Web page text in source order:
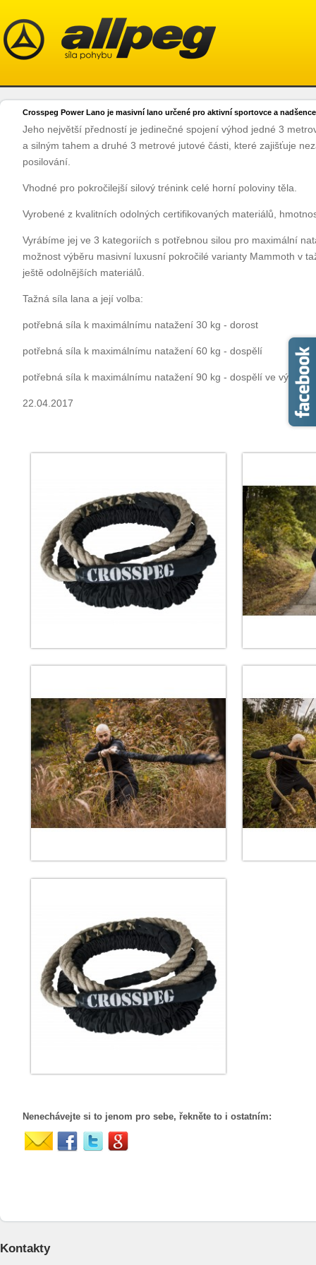
Crosspeg Power Lano je masivní lano určené pro aktivní sportovce a
Jeho největší předností je jedinečné spojení výhod jedné 3
a silným tahem a druhé 3 metrové jutové části, které zajišťuje
posilování.
Vhodné pro pokročilejší silový trénink celé horní poloviny těla.
Vyrobené z kvalitních odolných certifikovaných materiálů,
Vyrábíme jej ve 3 kategoriích s potřebnou silou pro maximální
možnost výběru masivní luxusní pokročilé varianty Mammoth v
ještě odolnějších materiálů.
Tažná síla lana a její volba:
potřebná síla k maximálnímu natažení 30 kg - dorost
potřebná síla k maximálnímu natažení 60 kg - dospělí
potřebná síla k maximálnímu natažení 90 kg - dospělí ve
22.04.2017
Nenechávejte si to jenom pro sebe, řekněte to i ostatním:
Kontakty